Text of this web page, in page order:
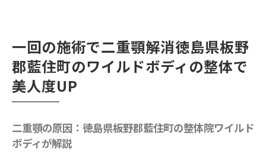
一回の施術で二重顎解消徳島県板野
郡藍住町のワイルドボディの整体で
美人度UP
二重顎の原因：徳島県板野郡藍住町の整体院ワイルド
ボディが解説